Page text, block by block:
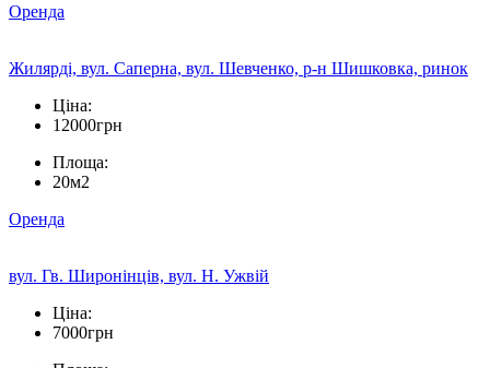
Оренда
Жилярді, вул. Саперна, вул. Шевченко, р-н Шишковка, ринок
Ціна:
12000грн
Площа:
20м2
Оренда
вул. Гв. Широнінців, вул. Н. Ужвій
Ціна:
7000грн